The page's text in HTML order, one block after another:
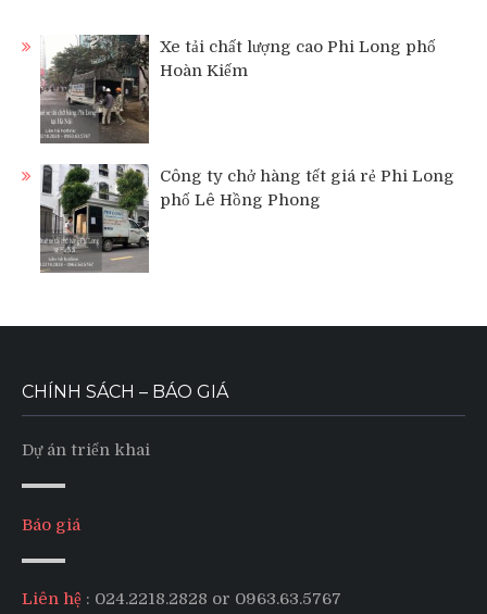
Xe tải chất lượng cao Phi Long phố
Hoàn Kiếm
Công ty chở hàng tết giá rẻ Phi Long
phố Lê Hồng Phong
CHÍNH SÁCH – BÁO GIÁ
Dự án triển khai
Báo giá
Liên hệ : 024.2218.2828 or 0963.63.5767